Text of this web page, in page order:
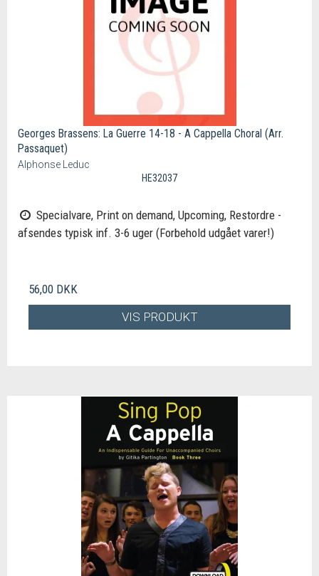
Georges Brassens: La Guerre 14-18 - A Cappella Choral (Arr.
Passaquet)
Alphonse Leduc
HE32037
Specialvare, Print on demand, Upcoming, Restordre -
afsendes typisk inf. 3-6 uger (Forbehold udgået varer!)
56,00 DKK
VIS PRODUKT